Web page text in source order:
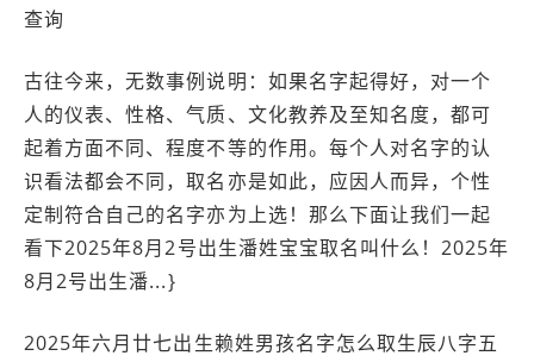
查询
古往今来，无数事例说明：如果名字起得好，对一个
人的仪表、性格、气质、文化教养及至知名度，都可
起着方面不同、程度不等的作用。每个人对名字的认
识看法都会不同，取名亦是如此，应因人而异，个性
定制符合自己的名字亦为上选！那么下面让我们一起
看下2025年8月2号出生潘姓宝宝取名叫什么！2025年
8月2号出生潘...}
2025年六月廿七出生赖姓男孩名字怎么取生辰八字五